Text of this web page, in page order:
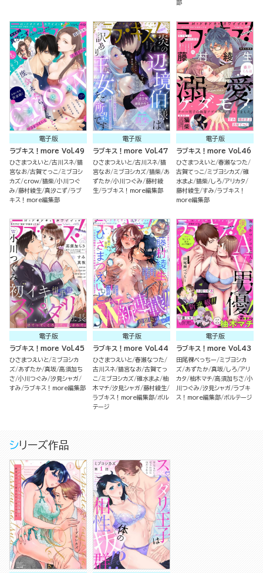
部
電子版
ラブキス！more Vol.49
ひさまつえいと 古川スネ 猫
宮なお 古賀てっこ ミブヨシ
カズ crow 猫柴 小川つぐ
み 藤村綾生 真汐こず ラブ
キス！more編集部
電子版
ラブキス！more Vol.47
ひさまつえいと 古川スネ 猫
宮なお ミブヨシカズ 猫柴 あ
ずたか 小川つぐみ 藤村綾
生 ラブキス！more編集部
電子版
ラブキス！more Vol.46
ひさまつえいと 春瀬なつた
古賀てっこ ミブヨシカズ 碓
水まよ 猫柴 しろ アリカタ
藤村綾生 すみ ラブキス！
more編集部
電子版
ラブキス！more Vol.45
ひさまつえいと ミブヨシカ
ズ あずたか 真坂 高須加ち
さ 小川つぐみ 汐見シャガ
すみ ラブキス！more編集部
電子版
ラブキス！more Vol.44
ひさまつえいと 春瀬なつた
古川スネ 猫宮なお 古賀てっ
こ ミブヨシカズ 碓水まよ 柚
木マチ 汐見シャガ 藤村綾生
ラブキス！more編集部 ボル
テージ
電子版
ラブキス！more Vol.43
田尾裸べっちー ミブヨシカ
ズ あずたか 真坂 しろ アリ
カタ 柚木マチ 高須加ちさ 小
川つぐみ 汐見シャガ ラブキ
ス！more編集部 ボルテージ
シリーズ作品